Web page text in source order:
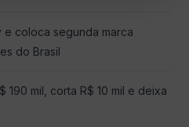
e coloca segunda marca
do Brasil
190 mil, corta R$ 10 mil e deixa